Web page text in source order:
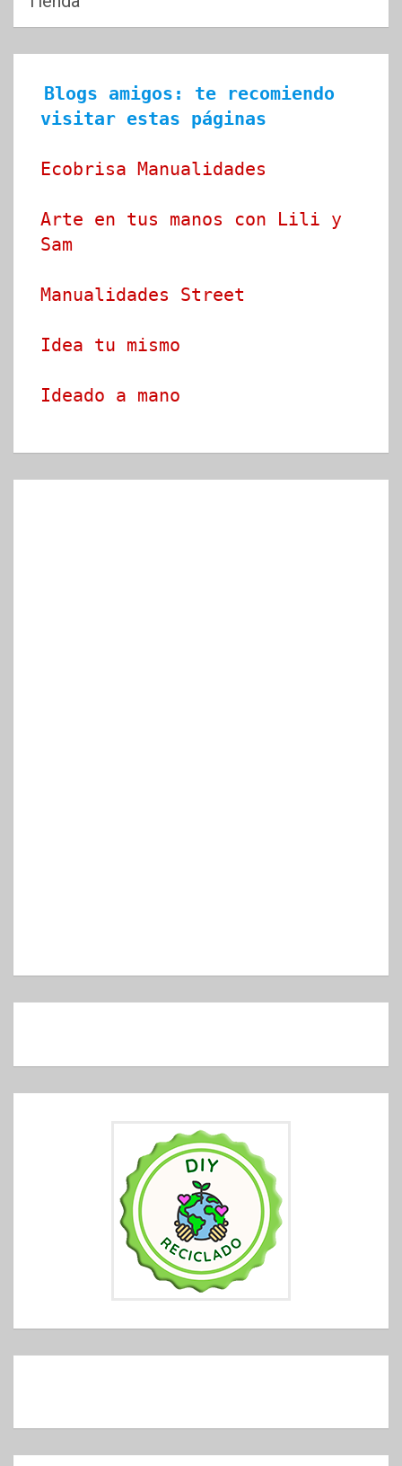
Blogs amigos: te recomiendo
visitar estas páginas
Ecobrisa Manualidades
Arte en tus manos con Lili y
Sam
Manualidades Street
Idea tu mismo
Ideado a mano